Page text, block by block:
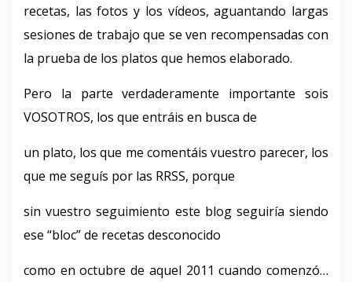
recetas, las fotos y los vídeos, aguantando largas
sesiones de trabajo que se ven recompensadas con
la prueba de los platos que hemos elaborado.
Pero la parte verdaderamente importante sois
VOSOTROS, los que entráis en busca de
un plato, los que me comentáis vuestro parecer, los
que me seguís por las RRSS, porque
sin vuestro seguimiento este blog seguiría siendo
ese “bloc” de recetas desconocido
como en octubre de aquel 2011 cuando comenzó…